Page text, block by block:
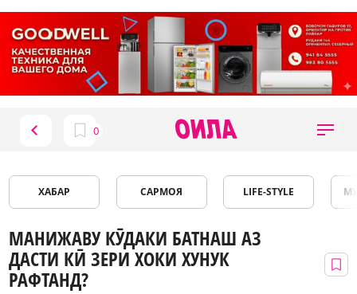
ХАБАР САРМОЯ LIFE-STYLE
МАНИЖАВУ КӮДАКИ БАТНАШ АЗ
ДАСТИ КӢ ЗЕРИ ХОКИ ХУНУК
РАФТАНД?